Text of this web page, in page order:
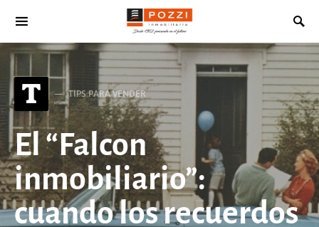
Search for:
T TIPS PARA VENDER
El “Falcon
inmobiliario”:
cuando los recuerdos